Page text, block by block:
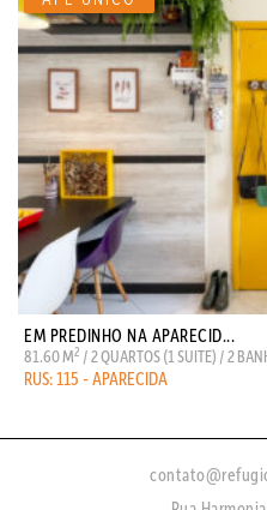
EM PREDINHO NA APARECID...
81.60 M2 / 2 QUARTOS (1 SUITE) / 2
RUS: 115 - APARECIDA